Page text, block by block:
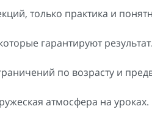
только практика и
гарантируют результат.
по возрасту и
атмосфера на уроках.